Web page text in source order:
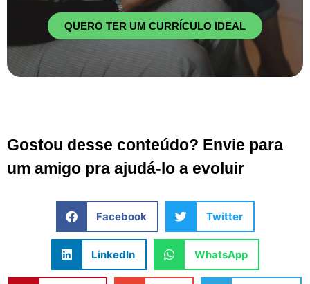
QUERO TER UM CURRÍCULO IDEAL
Gostou desse conteúdo? Envie para
um amigo pra ajudá-lo a evoluir
Facebook Twitter
LinkedIn WhatsApp